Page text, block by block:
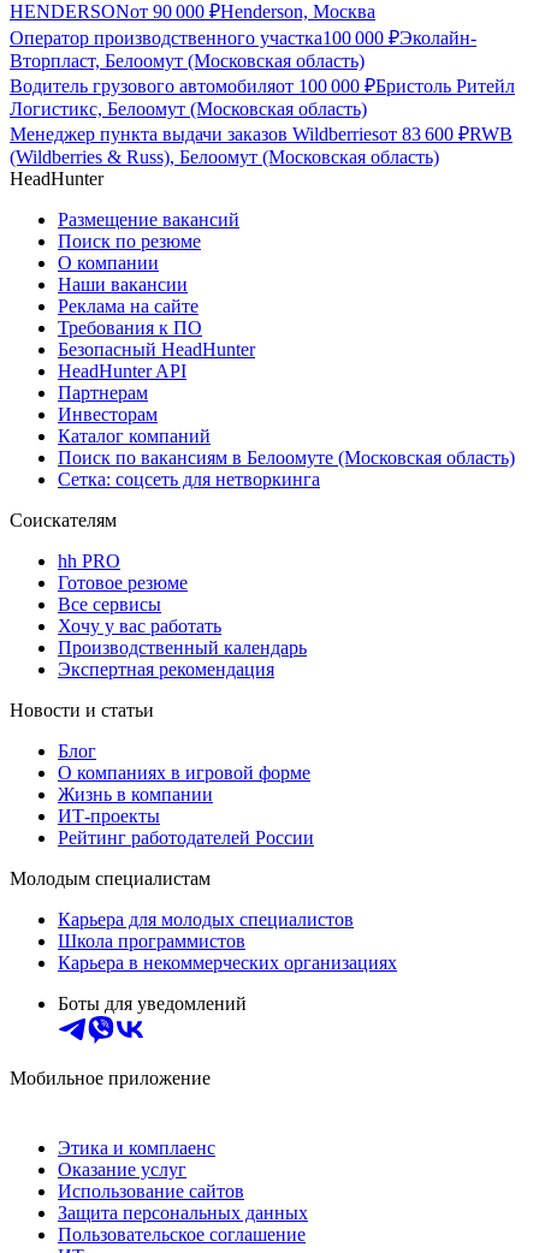
HENDERSONот 90 000 ₽Henderson, Москва
Оператор производственного участка100 000 ₽Эколайн-
Вторпласт, Белоомут (Московская область)
Водитель грузового автомобиляот 100 000 ₽Бристоль Ритейл
Логистикс, Белоомут (Московская область)
Менеджер пункта выдачи заказов Wildberriesот 83 600 ₽RWB
(Wildberries & Russ), Белоомут (Московская область)
HeadHunter
Размещение вакансий
Поиск по резюме
О компании
Наши вакансии
Реклама на сайте
Требования к ПО
Безопасный HeadHunter
HeadHunter API
Партнерам
Инвесторам
Каталог компаний
Поиск по вакансиям в Белоомуте (Московская область)
Сетка: соцсеть для нетворкинга
Соискателям
hh PRO
Готовое резюме
Все сервисы
Хочу у вас работать
Производственный календарь
Экспертная рекомендация
Новости и статьи
Блог
О компаниях в игровой форме
Жизнь в компании
ИТ-проекты
Рейтинг работодателей России
Молодым специалистам
Карьера для молодых специалистов
Школа программистов
Карьера в некоммерческих организациях
Боты для уведомлений
Мобильное приложение
Этика и комплаенс
Оказание услуг
Использование сайтов
Защита персональных данных
Пользовательское соглашение